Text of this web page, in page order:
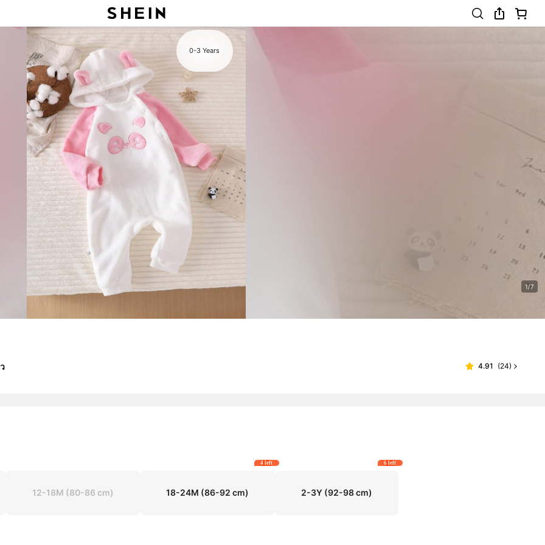
0-3 Years
1/7
4.91 (24)
12-18M (80-86 cm) 18-24M (86-92 cm)
4 left
2-3Y (92-98 cm)
6 left